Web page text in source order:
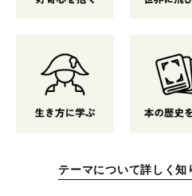
テーマについて詳しく知